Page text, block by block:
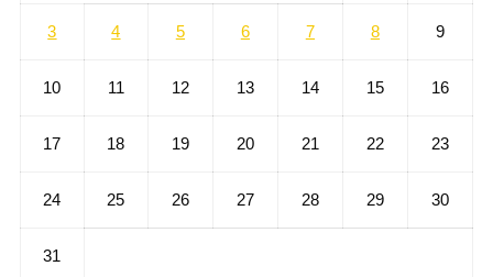
3 4 5 6 7 8 9
10 11 12 13 14 15 16
17 18 19 20 21 22 23
24 25 26 27 28 29 30
31